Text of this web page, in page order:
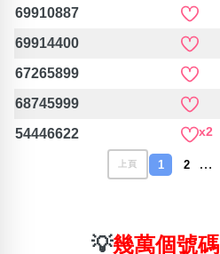
69910887
69914400
67265899
68745999
54446622 x2
上頁 1 2 …
💡幾萬個號碼